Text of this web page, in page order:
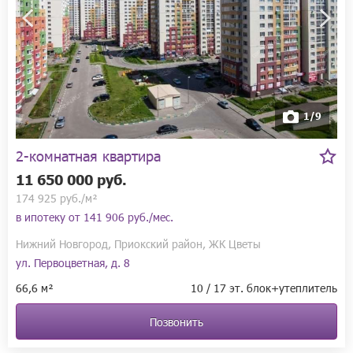
1/9
2-комнатная квартира
11 650 000 руб.
174 925 руб./м²
в ипотеку от 141 906 руб./мес.
Нижний Новгород, Приокский район, ЖК Цветы
ул. Первоцветная, д. 8
66,6 м²
10 / 17 эт. блок+утеплитель
Позвонить